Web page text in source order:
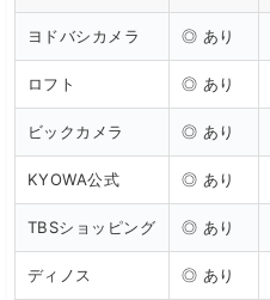
ヨドバシカメラ ◎ あり
ロフト ◎ あり
ビックカメラ ◎ あり
KYOWA公式 ◎ あり
TBSショッピング ◎ あり
ディノス ◎ あり